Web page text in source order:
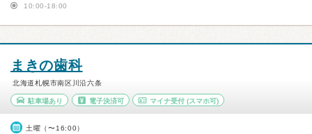
10:00-18:00
まきの歯科
北海道札幌市南区川沿六条
駐車場あり 電子決済可 マイナ受付 (スマホ可)
土曜（〜16:00）